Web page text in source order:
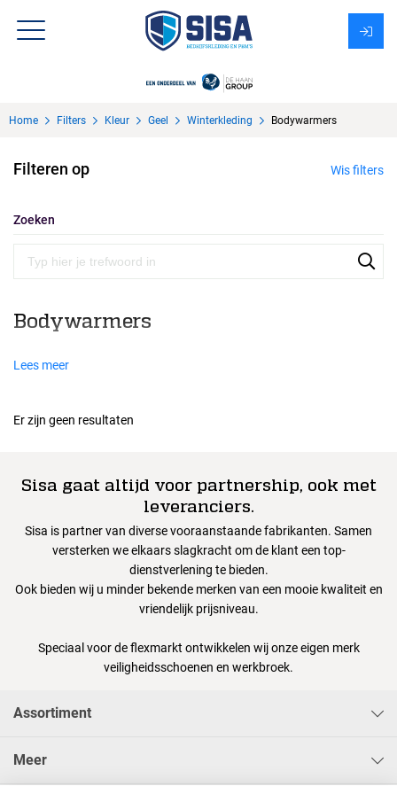
Over Sisa
KMS
Uitzendbureau?
Home Filters Kleur Geel Winterkleding Bodywarmers
Filteren op Wis filters
Zoeken
Bodywarmers
Lees meer
Er zijn geen resultaten
Sisa gaat altijd voor partnership, ook met
leveranciers.
Sisa is partner van diverse vooraanstaande fabrikanten. Samen
versterken we elkaars slagkracht om de klant een top-
dienstverlening te bieden.
Ook bieden wij u minder bekende merken van een mooie kwaliteit en
vriendelijk prijsniveau.
Speciaal voor de flexmarkt ontwikkelen wij onze eigen merk
veiligheidsschoenen en werkbroek.
Assortiment
Meer